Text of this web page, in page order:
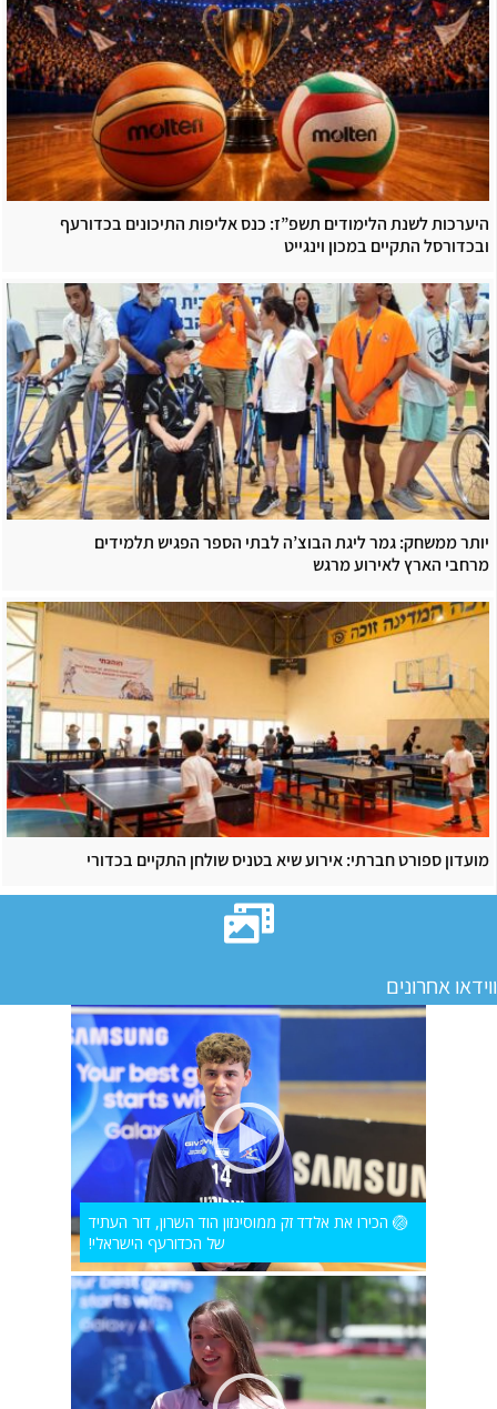
היערכות לשנת הלימודים תשפ”ז: כנס אליפות התיכונים בכדורעף
ובכדורסל התקיים במכון וינגייט
יותר ממשחק: גמר ליגת הבוצ’ה לבתי הספר הפגיש תלמידים
מרחבי הארץ לאירוע מרגש
מועדון ספורט חברתי: אירוע שיא בטניס שולחן התקיים בכדורי
ווידאו אחרונים
🏐 הכירו את אלדד זק ממוסינזון הוד השרון, דור העתיד
של הכדורעף הישראלי!